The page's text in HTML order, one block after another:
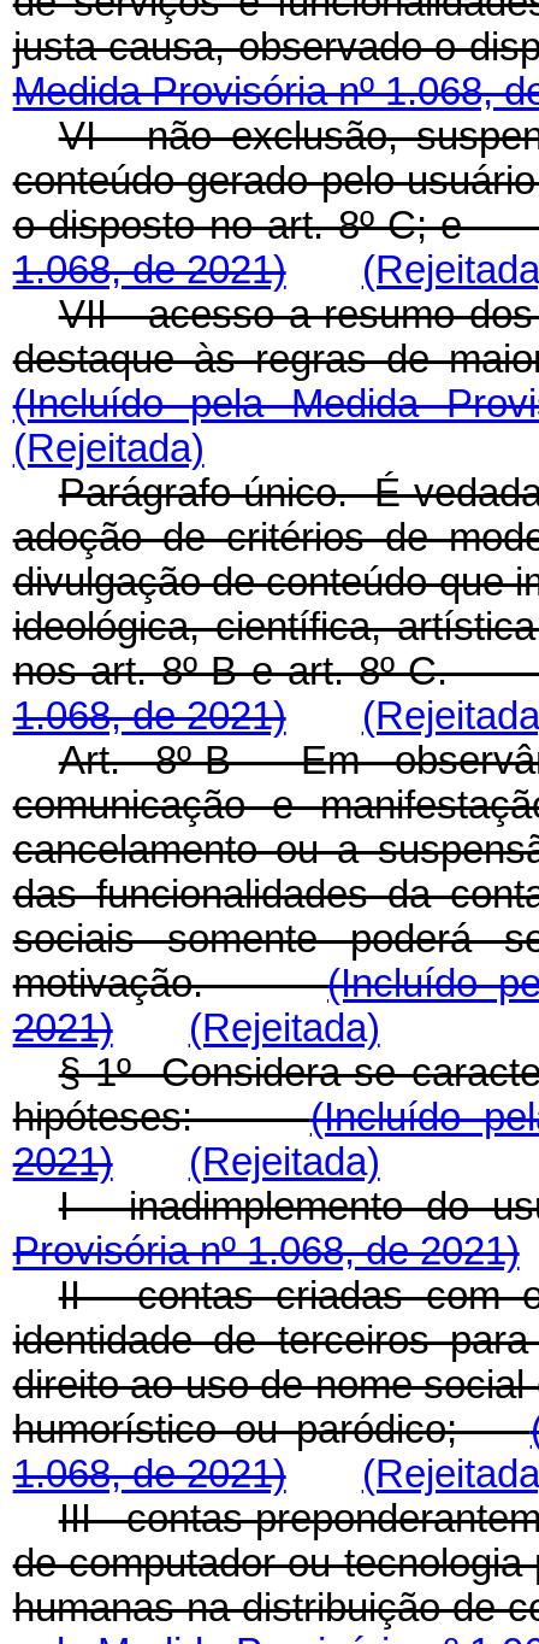
justa causa, observado o
Medida Provisória nº 1.068,
VI - não exclusão,
conteúdo gerado pelo
o disposto no art. 8º-C;
1.068, de 2021)
VII - acesso a resumo
destaque às regras de
(Incluído pela Medida
(Rejeitada)
Parágrafo único. É
adoção de critérios de
divulgação de conteúdo que
ideológica, científica,
nos art. 8º-B e art. 8º-
1.068, de 2021)
Art. 8º-B Em
comunicação e
cancelamento ou a
das funcionalidades da
sociais somente poderá
motivação.(Incluído
2021)
(Rejeitada)
§ 1º Considera-se
hipóteses:(Incluído
2021)
(Rejeitada)
I - inadimplemento
Provisória nº 1.068, de 2021)
II - contas criadas com
identidade de terceiros
direito ao uso de nome
humorístico ou paródico;
1.068, de 2021)
III - contas
de computador ou
humanas na distribuição